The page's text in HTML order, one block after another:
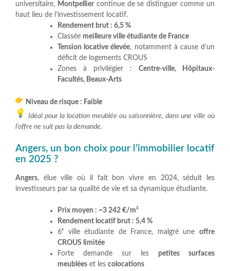
universitaire, Montpelliercontinue de se distinguer comme un
haut lieu de l’investissement locatif.
Rendement brut : 6,5 %
Classée meilleure ville étudiante de France
Tension locative élevée, notamment à cause d’un
déficit de logements CROUS
Zones à privilégier : Centre-ville, Hôpitaux-
Facultés, Beaux-Arts
Niveau de risque : Faible
Idéal pour la location meublée ou saisonnière, dans une ville où
l’offre ne suit pas la demande.
Angers, un bon choix pour l’immobilier locatif
en 2025 ?
Angers, élue ville où il fait bon vivre en 2024, séduit les
investisseurs par sa qualité de vie et sa dynamique étudiante.
Prix moyen : ~3 242 €/m²
Rendement locatif brut : 5,4 %
6ᵉ ville étudiante de France, malgré une offre
CROUS limitée
Forte demande sur les petites surfaces
meublées et les colocations